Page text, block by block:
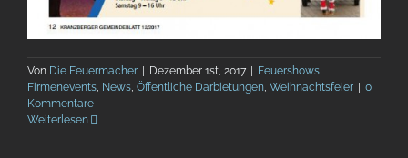
Von Die Feuermacher Dezember 1st, 2017 Feuershows,
Firmenevents, News, Öffentliche Darbietungen, Weihnachtsfeier
0
Kommentare
Weiterlesen